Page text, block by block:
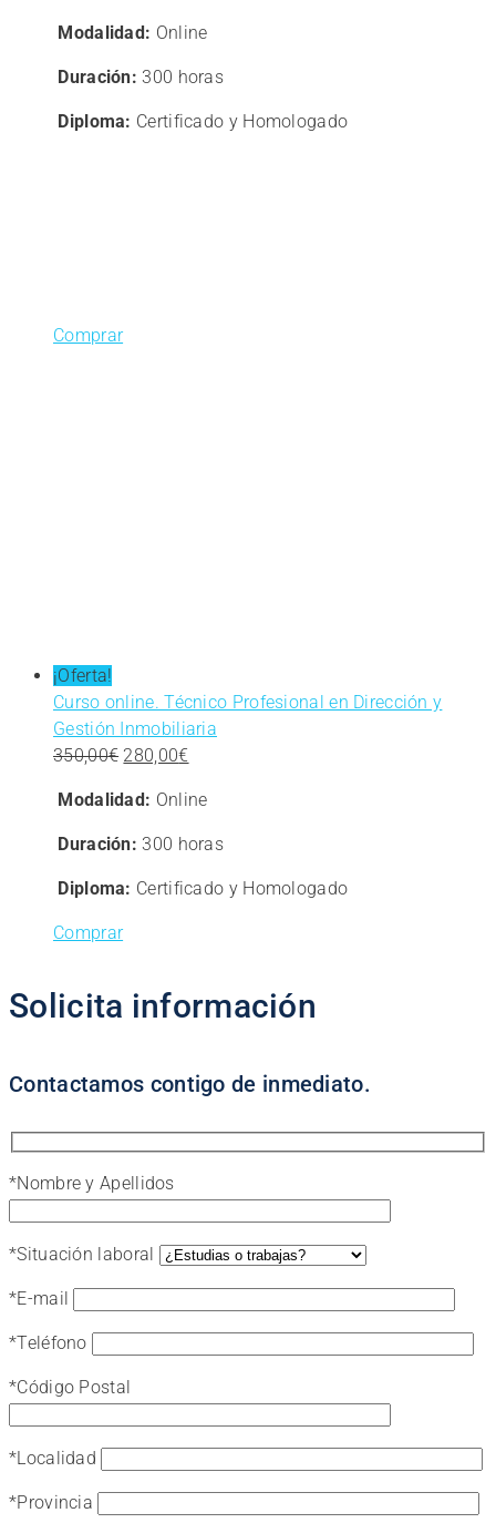
original
era:
actual
Modalidad: Online
Duración: 300 horas
Diploma: Certificado y Homologado
Comprar
¡Oferta!
Curso online. Técnico Profesional en Dirección y
Gestión Inmobiliaria
350,00€ El
original
era:
280,00€
actual
Modalidad: Online
Duración: 300 horas
Diploma: Certificado y Homologado
Comprar
Solicita información
Contactamos contigo de inmediato.
*Nombre y Apellidos
*Situación laboral
*E-mail
*Teléfono
*Código Postal
*Localidad
*Provincia